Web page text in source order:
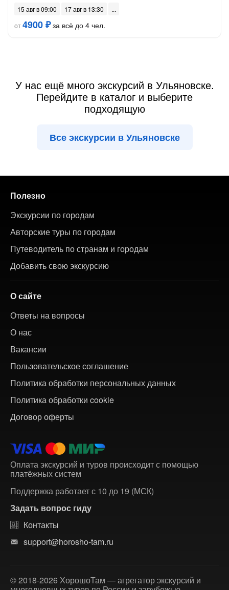
15 авг в 09:00
17 авг в 13:30
от4900 ₽за всё до 4 чел.
У нас ещё много экскурсий в Ульяновске.
Перейдите в каталог и выберите
подходящую
Все экскурсии в Ульяновске
Полезно
Экскурсии по городам
Авторские туры по городам
Путеводитель по странам и городам
Добавить свою экскурсию
О сайте
Ответы на вопросы
О нас
Вакансии
Пользовательское соглашение
Политика обработки персональных данных
Политика обработки cookie
Договор оферты
Оплата экскурсий и туров происходит с помощью
платёжных систем
Поддержка работает с 10 до 19 (МСК)
Задать вопрос гиду
Контакты
support@horosho-tam.ru
© 2018-2026 ХорошоТам — агрегатор экскурсий и